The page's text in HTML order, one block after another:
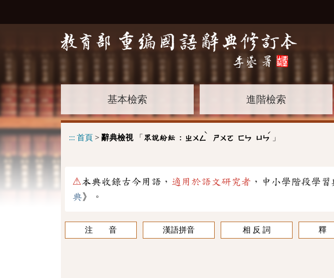
基本檢索 進階檢索
::: 首頁 > 辭典檢視「 眾說紛紜 : ㄓㄨㄥ
ˋ
ㄕㄨㄛ ㄈㄣ ㄩㄣ
ˊ
」
⚠本典收錄古今用語， 適用於語文研究者 ，中小學階段學
典》。
注 音 漢語拼音 相 反 詞